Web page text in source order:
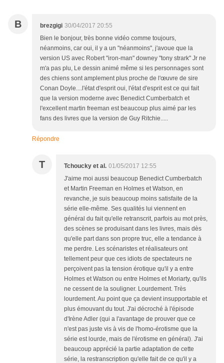
B brezgigi 30/04/2017 20:55
Bien le bonjour, très bonne vidéo comme toujours,
néanmoins, car oui, il y a un "néanmoins", j'avoue que la
version US avec Robert "iron-man" downey "tony strark" Jr ne
m'a pas plu, Le dessin animé même si les personnages sont
des chiens sont amplement plus proche de l'œuvre de sire
Conan Doyle....l'état d'esprit oui, l'état d'esprit est ce qui fait
que la version moderne avec Benedict Cumberbatch et
l'excellent martin freeman est beaucoup plus aimé par les
fans des livres que la version de Guy Ritchie.....
Répondre
T Tchoucky et al. 01/05/2017 12:55
J'aime moi aussi beaucoup Benedict Cumberbatch
et Martin Freeman en Holmes et Watson, en
revanche, je suis beaucoup moins satisfaite de la
série elle-même. Ses qualités lui viennent en
général du fait qu'elle retranscrit, parfois au mot près,
des scènes se produisant dans les livres, mais dès
qu'elle part dans son propre truc, elle a tendance à
me perdre. Les scénaristes et réalisateurs ont
tellement peur que ces idiots de spectateurs ne
perçoivent pas la tension érotique qu'il y a entre
Holmes et Watson ou entre Holmes et Moriarty, qu'ils
ne cessent de la souligner. Lourdement. Très
lourdement. Au point que ça devient insupportable et
plus émouvant du tout. J'ai décroché à l'épisode
d'Irène Adler (qui a l'avantage de prouver que ce
n'est pas juste vis à vis de l'homo-érotisme que la
série est lourde, mais de l'érotisme en général). J'ai
beaucoup apprécié la partie adaptation de cette
série, la restranscription qu'elle fait de ce qu'il y a